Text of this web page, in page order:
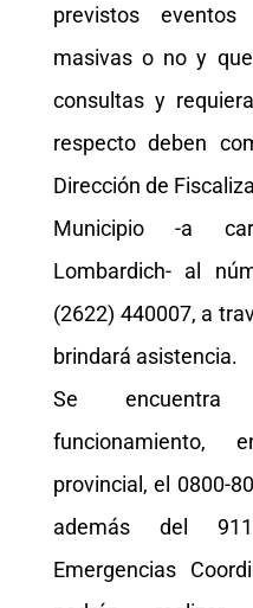
previstos
masivas o no y
consultas y
respecto deben
Dirección de
Municipio -a
Lombardich- al
(2622) 440007, a
brindará asistencia.
Se
funcionamiento,
provincial, el 0800-
además del
Emergencias